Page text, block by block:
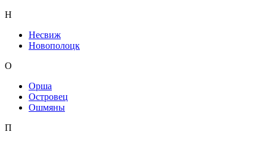
Н
Несвиж
Новополоцк
О
Орша
Островец
Ошмяны
П